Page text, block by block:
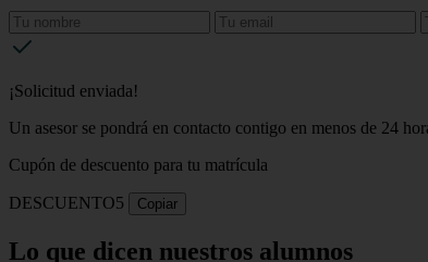
¡Solicitud enviada!
Un asesor se pondrá en contacto contigo en menos de 24
Cupón de descuento para tu matrícula
DESCUENTO5 Copiar
Lo que dicen nuestros alumnos